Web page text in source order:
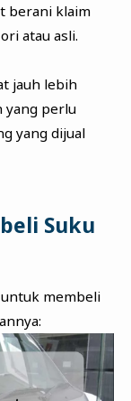
berani klaim
atau asli.
jauh lebih
yang perlu
yang dijual
Suku
membeli